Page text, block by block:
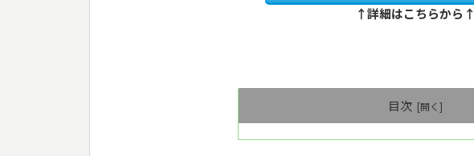
↑詳細はこちらから↑
目次